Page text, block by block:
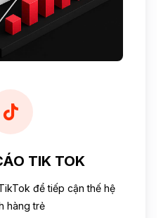
TIK TOK
để tiếp cận thế hệ
hàng trẻ